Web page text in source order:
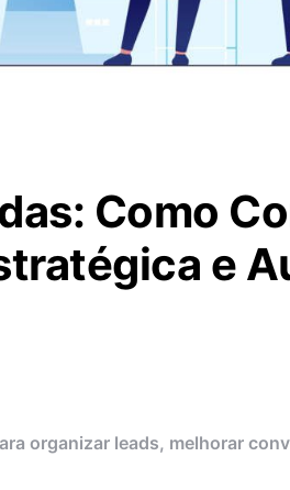
Como
e
organizar leads, melhorar